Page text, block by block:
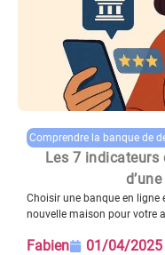
Comprendre la banque de
Les 7
Choisir une banque en ligne
nouvelle maison pour votre
Fabien 01/04/2025